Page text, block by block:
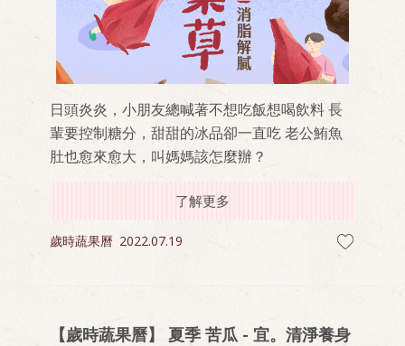
日頭炎炎，小朋友總喊著不想吃飯想喝飲料 長
輩要控制糖分，甜甜的冰品卻一直吃 老公鮪魚
肚也愈來愈大，叫媽媽該怎麼辦？
了解更多
歲時蔬果曆 2022.07.19
【歲時蔬果曆】 夏季 苦瓜 - 宜。清淨養身